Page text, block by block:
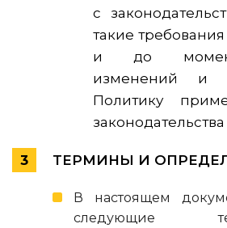
с
такие
и до
изменений и
Политику
законодательства
ТЕРМИНЫ И
В настоящем
следующие